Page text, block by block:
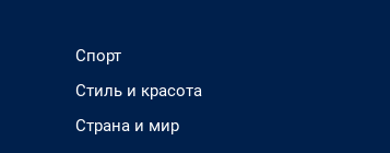
Спорт
Стиль и красота
Страна и мир